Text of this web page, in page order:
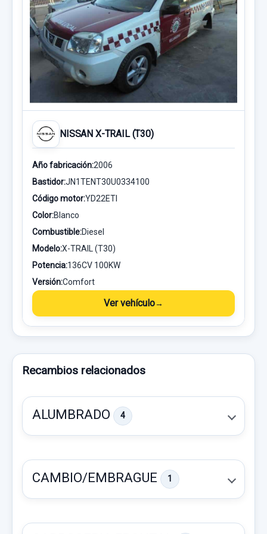
NISSAN X-TRAIL (T30)
Año fabricación:2006
Bastidor:JN1TENT30U0334100
Código motor:YD22ETI
Color:Blanco
Combustible:Diesel
Modelo:X-TRAIL (T30)
Potencia:136CV 100KW
Versión:Comfort
Ver vehículo
Recambios relacionados
ALUMBRADO 4
CAMBIO/EMBRAGUE 1